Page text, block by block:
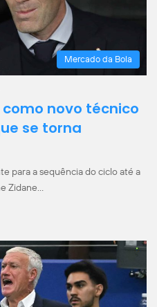
Mercado da Bola
novo técnico
se torna
para a sequência do ciclo até a
Zidane…